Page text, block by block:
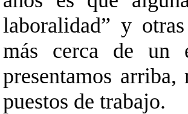
laboralidad” y
más cerca de un
presentamos
puestos de trabajo.